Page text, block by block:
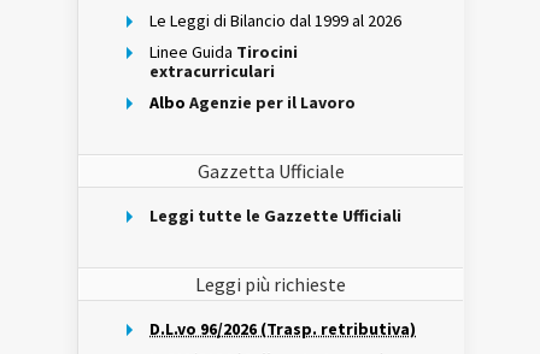
Le Leggi di Bilancio dal 1999 al 2026
Linee Guida Tirocini
extracurriculari
Albo Agenzie per il Lavoro
Gazzetta Ufficiale
Leggi tutte le Gazzette Ufficiali
Leggi più richieste
D.L.vo 96/2026 (Trasp. retributiva)